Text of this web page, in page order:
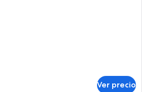
Ver precio